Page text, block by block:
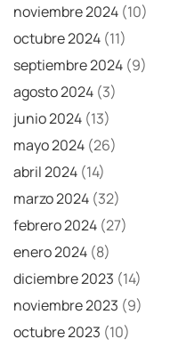
noviembre 2024 (10)
octubre 2024 (11)
septiembre 2024 (9)
agosto 2024 (3)
junio 2024 (13)
mayo 2024 (26)
abril 2024 (14)
marzo 2024 (32)
febrero 2024 (27)
enero 2024 (8)
diciembre 2023 (14)
noviembre 2023 (9)
octubre 2023 (10)